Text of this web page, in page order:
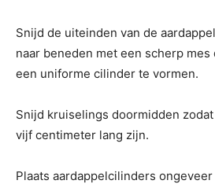
Snijd de uiteinden van de
naar beneden met een scherp
een uniforme cilinder te vormen.
Snijd kruiselings doormidden
vijf centimeter lang zijn.
Plaats aardappelcilinders